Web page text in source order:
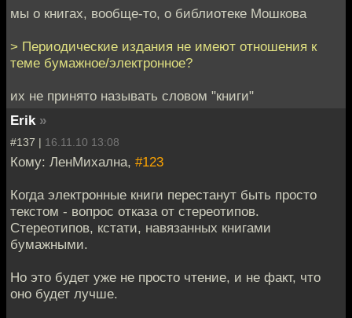
мы о книгах, вообще-то, о библиотеке Мошкова
> Периодические издания не имеют отношения к
теме бумажное/электронное?
их не принято называть словом "книги"
Erik »
#137 | 16.11.10 13:08
Кому: ЛенМихална, #123
Когда электронные книги перестанут быть просто
текстом - вопрос отказа от стереотипов.
Стереотипов, кстати, навязанных книгами
бумажными.
Но это будет уже не просто чтение, и не факт, что
оно будет лучше.